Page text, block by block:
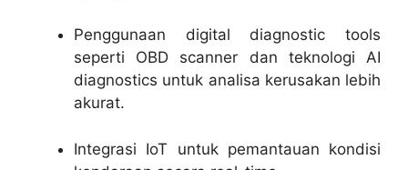
Penggunaan digital diagnostic tools
seperti OBD scanner dan teknologi AI
diagnostics untuk analisa kerusakan lebih
akurat.
Integrasi IoT untuk pemantauan kondisi